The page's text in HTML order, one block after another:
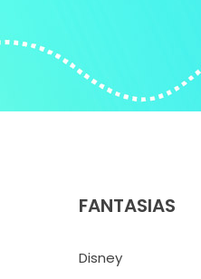
FANTASIAS
Disney